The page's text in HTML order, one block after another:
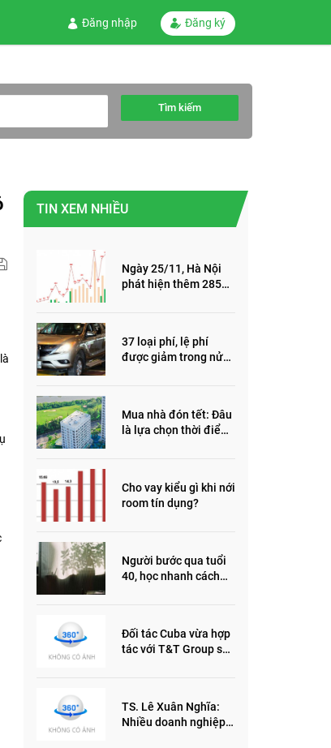
Đăng nhập Đăng ký
Tìm kiếm
TIN XEM NHIỀU
Ngày 25/11, Hà Nội
phát hiện thêm 285
37 loại phí, lệ phí
được giảm trong nửa
Mua nhà đón tết: Đâu
là lựa chọn thời điểm
Cho vay kiểu gì khi nới
room tín dụng?
Người bước qua tuổi
40, học nhanh cách
Đối tác Cuba vừa hợp
tác với T&T Group sản
TS. Lê Xuân Nghĩa:
Nhiều doanh nghiệp